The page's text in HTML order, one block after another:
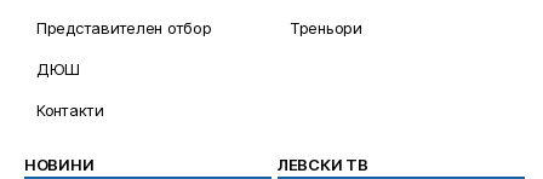
Представителен отбор
ДЮШ
Контакти
Треньори
НОВИНИ ЛЕВСКИ ТВ